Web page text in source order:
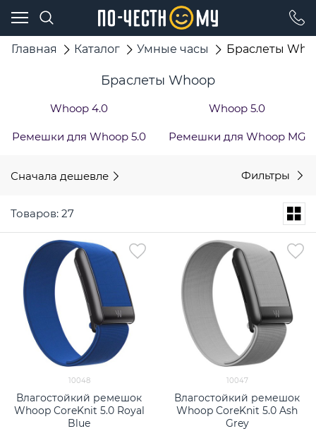
Главная Каталог Умные часы Браслеты
Браслеты Whoop
Whoop 4.0 Whoop 5.0
Ремешки для Whoop 5.0 Ремешки для Whoop MG
Сначала дешевле Фильтры
Товаров: 27
10048
Влагостойкий ремешок
Whoop CoreKnit 5.0 Royal
Blue
10047
Влагостойкий ремешок
Whoop CoreKnit 5.0 Ash
Grey